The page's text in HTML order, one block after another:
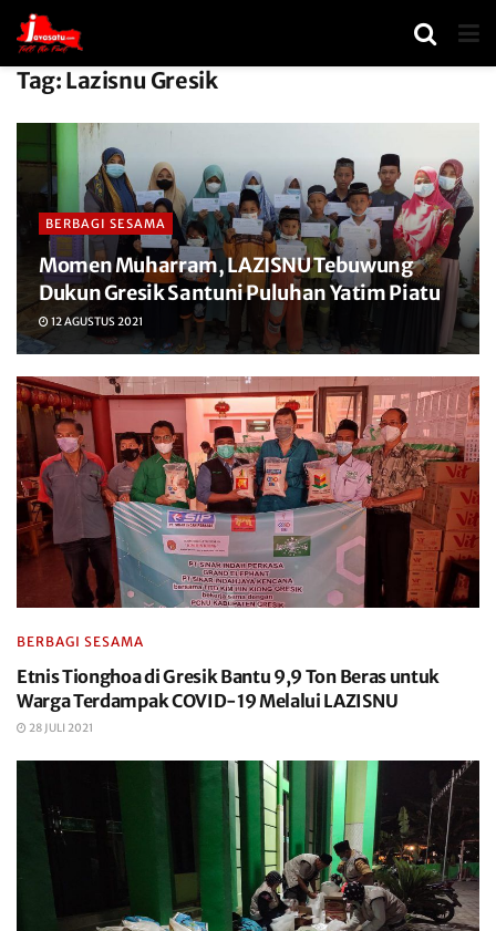
Tag: Lazisnu Gresik
BERBAGI SESAMA
Momen Muharram, LAZISNU Tebuwung
Dukun Gresik Santuni Puluhan Yatim Piatu
12 AGUSTUS 2021
BERBAGI SESAMA
Etnis Tionghoa di Gresik Bantu 9,9 Ton Beras untuk
Warga Terdampak COVID-19 Melalui LAZISNU
28 JULI 2021